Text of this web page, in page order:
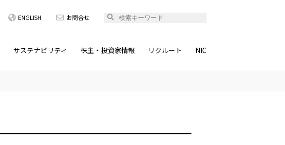
ENGLISH お問合せ
サステナビリティ 株主・投資家情報 リクルート NIC